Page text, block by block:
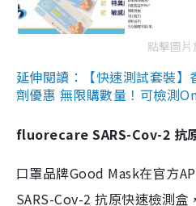
點擊圖片
延伸閱讀：【快速測試套裝
劑優惠 無限購數量！可檢測
fluorecare SARS-Cov-2 抗
口罩品牌Good Mask在官方
SARS-Cov-2 抗原快速檢測